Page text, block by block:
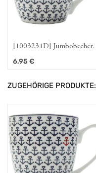
[1003231D] Jumbobecher
Piet "Anker", dunkelblau,
6,95€
ZUGEHÖRIGE PRODUKTE: